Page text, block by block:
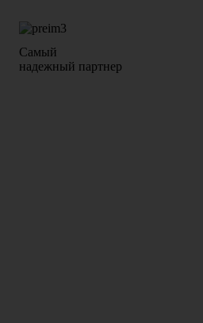
Самый
надежный партнер